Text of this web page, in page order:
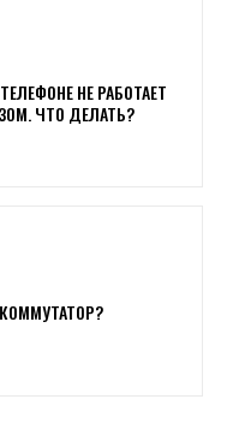
НЕ РАБОТАЕТ
ЧТО ДЕЛАТЬ?